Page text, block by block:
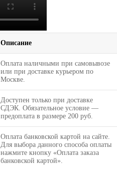
Описание
Оплата наличными при самовывозе
или при доставке курьером по
Москве.
Доступен только при доставке
СДЭК. Обязательное условие —
предоплата в размере 200 руб.
Оплата банковской картой на сайте.
Для выбора данного способа оплаты
нажмите кнопку «Оплата заказа
банковской картой».